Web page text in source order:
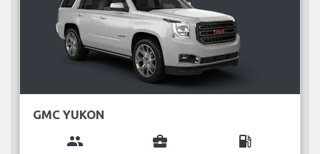
GMC YUKON
group business_center local_gas_station